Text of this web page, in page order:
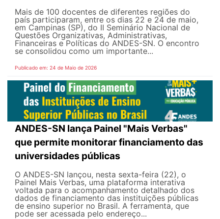
Mais de 100 docentes de diferentes regiões do
país participaram, entre os dias 22 e 24 de maio,
em Campinas (SP), do II Seminário Nacional de
Questões Organizativas, Administrativas,
Financeiras e Políticas do ANDES-SN. O encontro
se consolidou como um importante...
Publicado em: 24 de Maio de 2026
ANDES-SN lança Painel "Mais Verbas"
que permite monitorar financiamento das
universidades públicas
O ANDES-SN lançou, nesta sexta-feira (22), o
Painel Mais Verbas, uma plataforma interativa
voltada para o acompanhamento detalhado dos
dados de financiamento das instituições públicas
de ensino superior no Brasil. A ferramenta, que
pode ser acessada pelo endereço...